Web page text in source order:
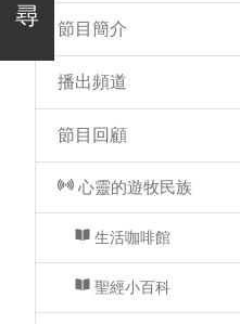
尋
節目簡介
播出頻道
節目回顧
心靈的遊牧民族
生活咖啡館
聖經小百科